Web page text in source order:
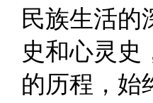
民族生活的
史和心灵史
的历程，始